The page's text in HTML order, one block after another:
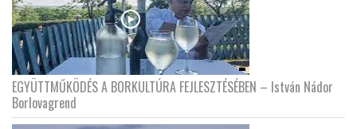
EGYÜTTMŰKÖDÉS A BORKULTÚRA FEJLESZTÉSÉBEN – István Nádor
Borlovagrend